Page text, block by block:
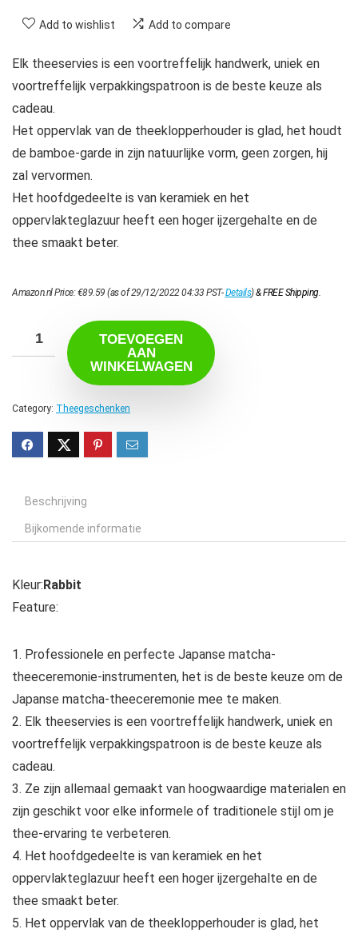
Add to wishlist Add to compare
Elk theeservies is een voortreffelijk handwerk, uniek en
voortreffelijk verpakkingspatroon is de beste keuze als
cadeau.
Het oppervlak van de theeklopperhouder is glad, het houdt
de bamboe-garde in zijn natuurlijke vorm, geen zorgen, hij
zal vervormen.
Het hoofdgedeelte is van keramiek en het
oppervlakteglazuur heeft een hoger ijzergehalte en de
thee smaakt beter.
Amazon.nl Price:€89.59 (as of 29/12/2022 04:33 PST-Details)&FREE Shipping.
TOEVOEGEN
AAN
WINKELWAGEN
Category: Theegeschenken
Beschrijving
Bijkomende informatie
Kleur: Rabbit
Feature:
1. Professionele en perfecte Japanse matcha-
theeceremonie-instrumenten, het is de beste keuze om de
Japanse matcha-theeceremonie mee te maken.
2. Elk theeservies is een voortreffelijk handwerk, uniek en
voortreffelijk verpakkingspatroon is de beste keuze als
cadeau.
3. Ze zijn allemaal gemaakt van hoogwaardige materialen en
zijn geschikt voor elke informele of traditionele stijl om je
thee-ervaring te verbeteren.
4. Het hoofdgedeelte is van keramiek en het
oppervlakteglazuur heeft een hoger ijzergehalte en de
thee smaakt beter.
5. Het oppervlak van de theeklopperhouder is glad, het